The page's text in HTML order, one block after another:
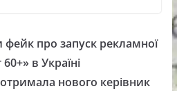
про запуск рекламної
в Україні
нового керівник